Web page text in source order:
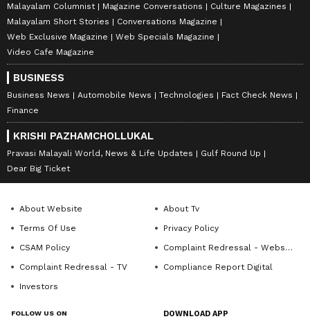
Malayalam Columnist
Magazine Conversations
Culture Magazines
Malayalam Short Stories
Conversations Magazine
Web Exclusive Magazine
Web Specials Magazine
Video Cafe Magazine
BUSINESS
Business News Automobile News Technologies
Fact Check News
Finance
KRISHI PAZHAMCHOLLUKAL
Pravasi Malayali World, News & Life Updates
Gulf Round Up
Dear Big Ticket
About Website
About Tv
Terms Of Use
Privacy Policy
CSAM Policy
Complaint Redressal - Website
Complaint Redressal - TV
Compliance Report Digital
Investors
FOLLOW US ON DOWNLOAD APP